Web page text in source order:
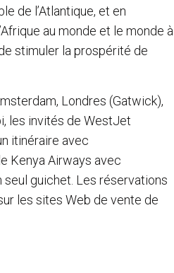
de l’Atlantique, et en
au monde et le monde à
stimuler la prospérité de
Londres (Gatwick),
les invités de WestJet
itinéraire avec
Kenya Airways avec
guichet. Les réservations
les sites Web de vente de